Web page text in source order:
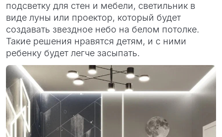
подсветку для стен и мебели, светильник в
виде луны или проектор, который будет
создавать звездное небо на белом потолке.
Такие решения нравятся детям, и с ними
ребенку будет легче засыпать.